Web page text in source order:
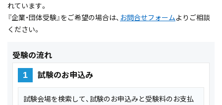
れています。
『企業・団体受験』をご希望の場合は、 お問合せフォームよりご相談
ください。
受験の流れ
1 試験のお申込み
試験会場を検索して、試験のお申込みと受験料のお支払